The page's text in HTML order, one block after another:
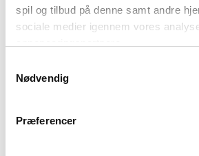
spil og tilbud på denne samt andre
sociale medier igennem vores
Du kan læse mere om vores brug af
"Detaljer" eller ved at klikke videre til
Nødvendig
Præferencer